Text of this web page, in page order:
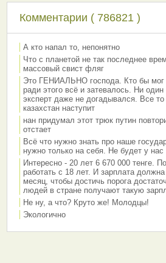
Комментарии ( 786821 )
А кто напал то, непонятно
Что с планетой не так последнее
массовый свист фляг
Это ГЕНИАЛЬНО господа. Кто бы мог
ради этого всё и затевалось. Ни
эксперт даже не догадывался. Все
казахстан наступит
нан придумал этот трюк путин
отстает
Всё что нужно знать про наше
нужно только на себя. Не будет у нас
Интересно - 20 лет 6 670 000 тенге.
работать с 18 лет. И зарплата
месяц, чтобы достичь порога
людей в стране получают такую
Не ну, а что? Круто же! Молодцы!
Экологично